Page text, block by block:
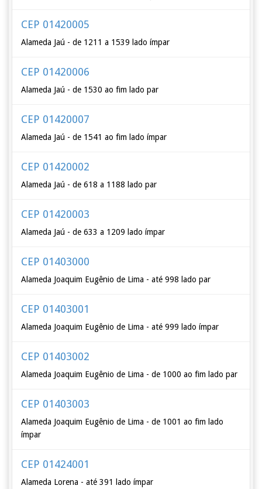
CEP 01420005
Alameda Jaú - de 1211 a 1539 lado ímpar
CEP 01420006
Alameda Jaú - de 1530 ao fim lado par
CEP 01420007
Alameda Jaú - de 1541 ao fim lado ímpar
CEP 01420002
Alameda Jaú - de 618 a 1188 lado par
CEP 01420003
Alameda Jaú - de 633 a 1209 lado ímpar
CEP 01403000
Alameda Joaquim Eugênio de Lima - até 998 lado par
CEP 01403001
Alameda Joaquim Eugênio de Lima - até 999 lado ímpar
CEP 01403002
Alameda Joaquim Eugênio de Lima - de 1000 ao fim lado par
CEP 01403003
Alameda Joaquim Eugênio de Lima - de 1001 ao fim lado
ímpar
CEP 01424001
Alameda Lorena - até 391 lado ímpar